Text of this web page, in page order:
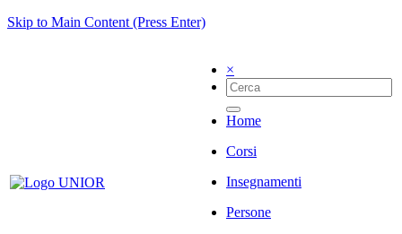
Skip to Main Content (Press Enter)
×
Home
Corsi
Insegnamenti
Persone